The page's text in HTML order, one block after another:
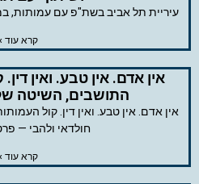
עיריית תל אביב בשת"פ עם עמותות,
קרא עוד
אין אדם. אין טבע. ואין
התושבים, השיטה
אין אדם. אין טבע. ואין דין. קול
חולדאי ולהבי —
קרא עוד